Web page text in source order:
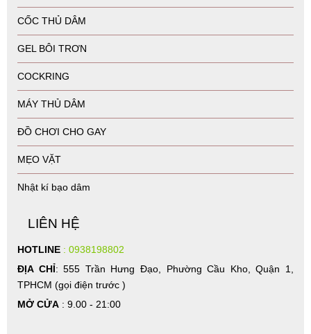
CỐC THỦ DÂM
GEL BÔI TRƠN
COCKRING
MÁY THỦ DÂM
ĐỒ CHƠI CHO GAY
MẸO VẶT
Nhật kí bạo dâm
LIÊN HỆ
HOTLINE : 0938198802
ĐỊA CHỈ: 555 Trần Hưng Đạo, Phường Cầu Kho, Quận 1,
TPHCM (gọi điện trước )
MỞ CỬA : 9.00 - 21:00